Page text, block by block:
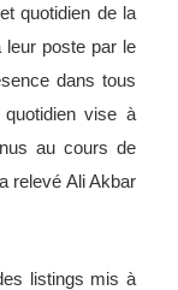
quotidien de la
leur poste par le
dans tous
vise à
au cours de
relevé Ali Akbar
listings mis à